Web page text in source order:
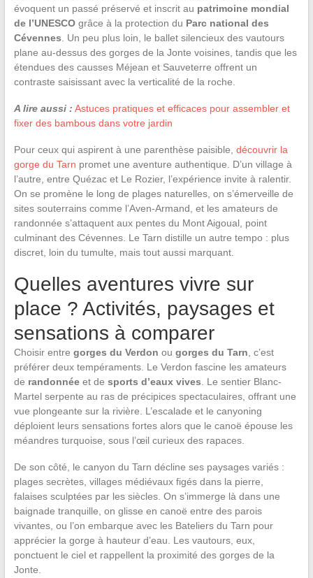
évoquent un passé préservé et inscrit au patrimoine mondial
de l’UNESCOgrâce à la protection du Parc national des
Cévennes . Un peu plus loin, le ballet silencieux des vautours
plane au-dessus des gorges de la Jonte voisines, tandis que les
étendues des causses Méjean et Sauveterre offrent un
contraste saisissant avec la verticalité de la roche.
A lire aussi : Astuces pratiques et efficaces pour assembler et
fixer des bambous dans votre jardin
Pour ceux qui aspirent à une parenthèse paisible, découvrir la
gorge du Tarn promet une aventure authentique. D’un village à
l’autre, entre Quézac et Le Rozier, l’expérience invite à ralentir.
On se promène le long de plages naturelles, on s’émerveille de
sites souterrains comme l’Aven-Armand, et les amateurs de
randonnée s’attaquent aux pentes du Mont Aigoual, point
culminant des Cévennes. Le Tarn distille un autre tempo : plus
discret, loin du tumulte, mais tout aussi marquant.
Quelles aventures vivre sur
place ? Activités, paysages et
sensations à comparer
Choisir entre gorges du Verdon ou gorges du Tarn , c’est
préférer deux tempéraments. Le Verdon fascine les amateurs
de randonnéeet de sports d’eaux vives . Le sentier Blanc-
Martel serpente au ras de précipices spectaculaires, offrant une
vue plongeante sur la rivière. L’escalade et le canyoning
déploient leurs sensations fortes alors que le canoë épouse les
méandres turquoise, sous l’œil curieux des rapaces.
De son côté, le canyon du Tarn décline ses paysages variés :
plages secrètes, villages médiévaux figés dans la pierre,
falaises sculptées par les siècles. On s’immerge là dans une
baignade tranquille, on glisse en canoë entre des parois
vivantes, ou l’on embarque avec les Bateliers du Tarn pour
apprécier la gorge à hauteur d’eau. Les vautours, eux,
ponctuent le ciel et rappellent la proximité des gorges de la
Jonte.